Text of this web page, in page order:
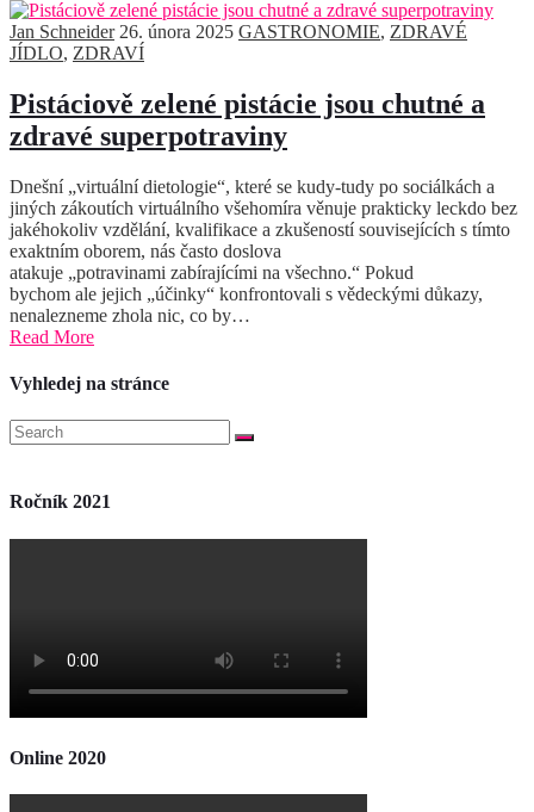
Jan Schneider 26. února 2025 GASTRONOMIE, ZDRAVÉ
JÍDLO, ZDRAVÍ
Pistáciově zelené pistácie jsou chutné a
zdravé superpotraviny
Dnešní „virtuální dietologie“, které se kudy-tudy po sociálkách a
jiných zákoutích virtuálního všehomíra věnuje prakticky leckdo bez
jakéhokoliv vzdělání, kvalifikace a zkušeností souvisejících s tímto
exaktním oborem, nás často doslova
atakuje „potravinami zabírajícími na všechno.“ Pokud
bychom ale jejich „účinky“ konfrontovali s vědeckými důkazy,
nenalezneme zhola nic, co by…
Read More
Vyhledej na stránce
Ročník 2021
Online 2020